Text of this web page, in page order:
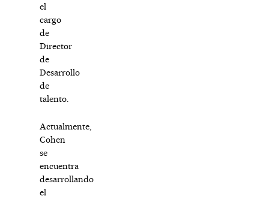
el
cargo
de
Director
de
Desarrollo
de
talento.
Actualmente,
Cohen
se
encuentra
desarrollando
el